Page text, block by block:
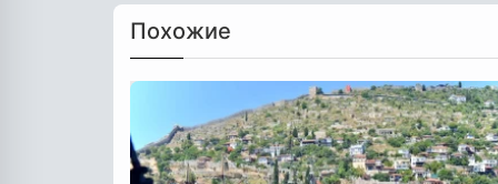
Похожие